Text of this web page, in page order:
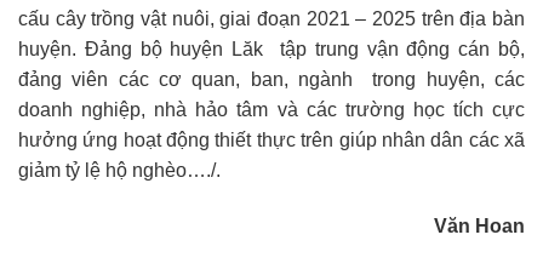
cấu cây trồng vật nuôi, giai đoạn 2021 – 2025 trên địa bàn
huyện. Đảng bộ huyện Lăk tập trung vận động cán bộ,
đảng viên các cơ quan, ban, ngành trong huyện, các
doanh nghiệp, nhà hảo tâm và các trường học tích cực
hưởng ứng hoạt động thiết thực trên giúp nhân dân các xã
giảm tỷ lệ hộ nghèo…./.
Văn Hoan